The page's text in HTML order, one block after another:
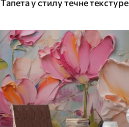
Тапета у стилу течне текстуре